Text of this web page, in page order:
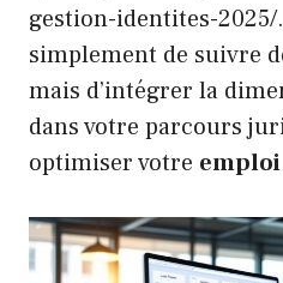
gestion-identites-2025/
simplement de suivre
mais d’intégrer la
dans votre parcours
optimiser votre emploi